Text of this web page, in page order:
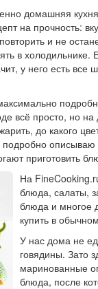
домашняя
на прочность:
и не
в
у него есть все
всё просто, но на
до какого
приготовить
На
блюда, салаты,
блюда и многое
купить в
У нас дома не
говядины. Зато
маринованные
блюда, после